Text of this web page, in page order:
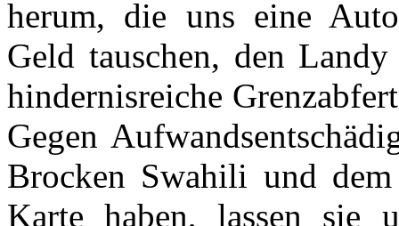
herum, die uns eine
Geld tauschen, den
hindernisreiche
Gegen
Brocken Swahili und
Karte haben, lassen sie